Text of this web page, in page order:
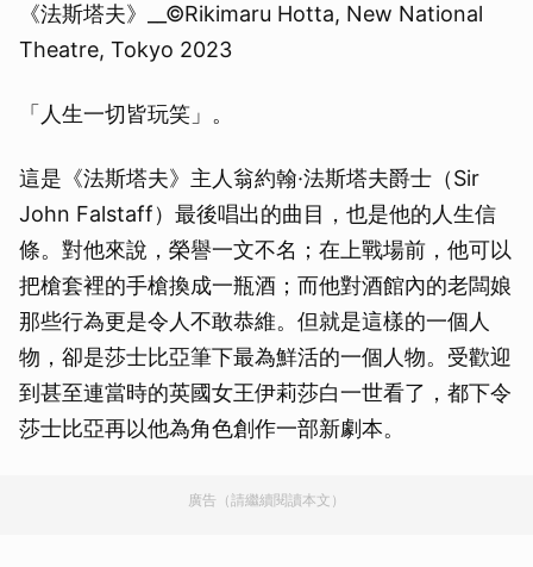
《法斯塔夫》__©Rikimaru Hotta, New National
Theatre, Tokyo 2023
「人生一切皆玩笑」。
這是《法斯塔夫》主人翁約翰·法斯塔夫爵士（Sir
John Falstaff）最後唱出的曲目，也是他的人生信
條。對他來說，榮譽一文不名；在上戰場前，他可以
把槍套裡的手槍換成一瓶酒；而他對酒館內的老闆娘
那些行為更是令人不敢恭維。但就是這樣的一個人
物，卻是莎士比亞筆下最為鮮活的一個人物。受歡迎
到甚至連當時的英國女王伊莉莎白一世看了，都下令
莎士比亞再以他為角色創作一部新劇本。
廣告（請繼續閱讀本文）